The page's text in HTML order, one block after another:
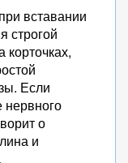
вставании
строгой
корточках,
Если
нервного
о
и